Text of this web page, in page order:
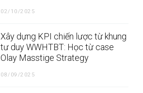
02/10/2025
Xây dựng KPI chiến lược từ khung
tư duy WWHTBT: Học từ case
Olay Masstige Strategy
08/09/2025